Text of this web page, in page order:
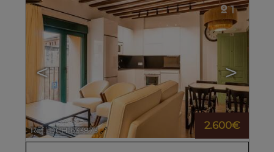
< >
1
Ref.. DCH-633873 🔗 2.600€